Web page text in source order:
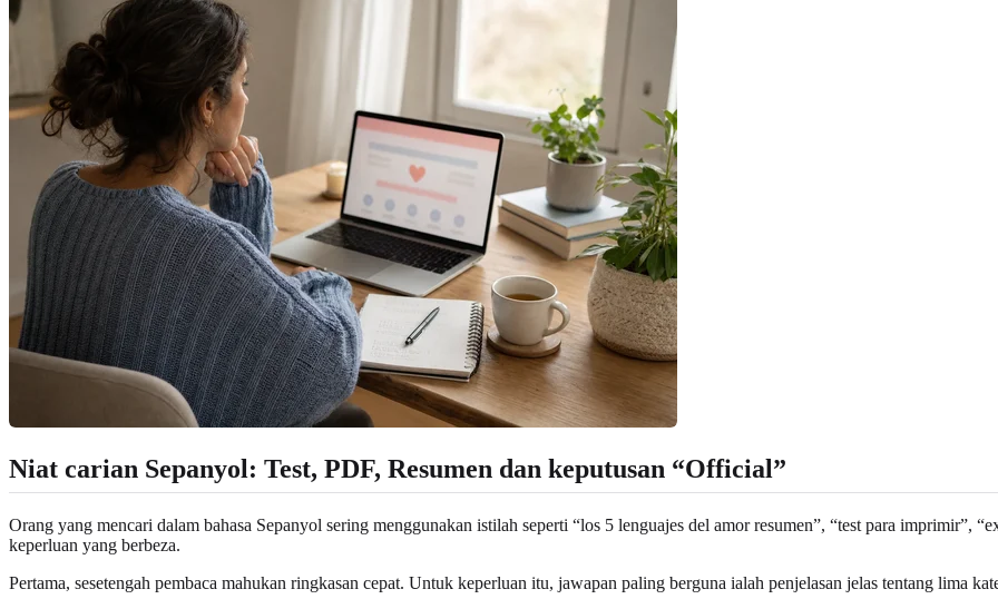
Niat carian Sepanyol: Test, PDF, Resumen dan keputusan “Official”
Orang yang mencari dalam bahasa Sepanyol sering menggunakan istilah seperti “los 5 lenguajes del amor resumen”, “test para imprimir”,
keperluan yang berbeza.
Pertama, sesetengah pembaca mahukan ringkasan cepat. Untuk keperluan itu, jawapan paling berguna ialah penjelasan jelas tentang lima